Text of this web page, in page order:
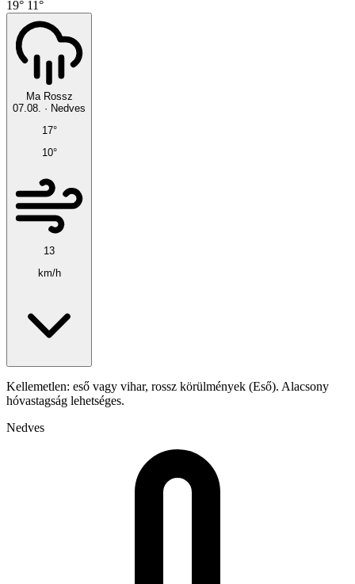
19° 11°
Ma Rossz
07.08. · Nedves
17°
10°
13
km/h
Kellemetlen: eső vagy vihar, rossz körülmények (Eső). Alacsony
hóvastagság lehetséges.
Nedves